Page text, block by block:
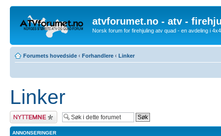
atvforumet.no - atv -
Norsk forum for firehjuling atv quad - en avdeling i
Forumets hovedside ‹ Forhandlere ‹ Linker
Linker
Legg inn et nytt
emne
ANNONSERINGER